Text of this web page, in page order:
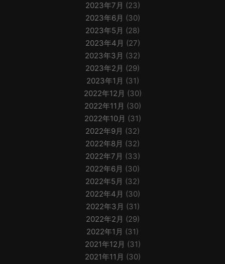
2023年7月 (23)
2023年6月 (30)
2023年5月 (28)
2023年4月 (27)
2023年3月 (32)
2023年2月 (29)
2023年1月 (31)
2022年12月 (30)
2022年11月 (30)
2022年10月 (31)
2022年9月 (32)
2022年8月 (32)
2022年7月 (33)
2022年6月 (30)
2022年5月 (32)
2022年4月 (30)
2022年3月 (31)
2022年2月 (29)
2022年1月 (31)
2021年12月 (31)
2021年11月 (30)